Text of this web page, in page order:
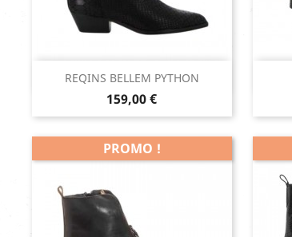
REQINS BELLEM PYTHON
Prix
159,00 €
Aperçu rapide
Noir
PROMO !